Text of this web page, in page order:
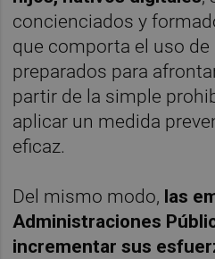
concienciados y
que comporta el uso
preparados para
partir de la simple
aplicar un medida
eficaz.
Del mismo modo, las
Administraciones
incrementar sus